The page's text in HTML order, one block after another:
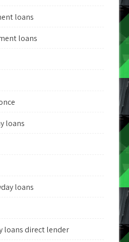
loans
loans
loans
loans
loans direct lender